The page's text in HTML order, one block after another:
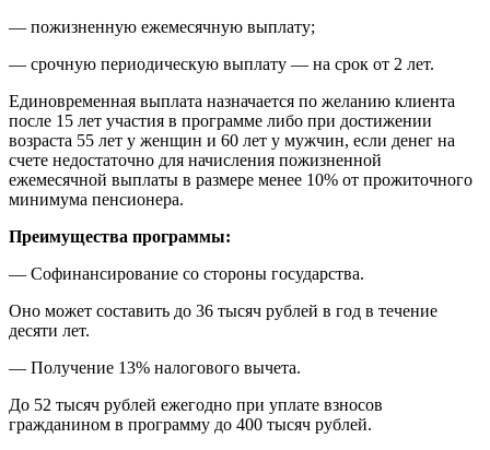
— пожизненную ежемесячную выплату;
— срочную периодическую выплату — на срок от 2 лет.
Единовременная выплата назначается по желанию клиента
после 15 лет участия в программе либо при достижении
возраста 55 лет у женщин и 60 лет у мужчин, если денег на
счете недостаточно для начисления пожизненной
ежемесячной выплаты в размере менее 10% от прожиточного
минимума пенсионера.
Преимущества программы:
— Софинансирование со стороны государства.
Оно может составить до 36 тысяч рублей в год в течение
десяти лет.
— Получение 13% налогового вычета.
До 52 тысяч рублей ежегодно при уплате взносов
гражданином в программу до 400 тысяч рублей.